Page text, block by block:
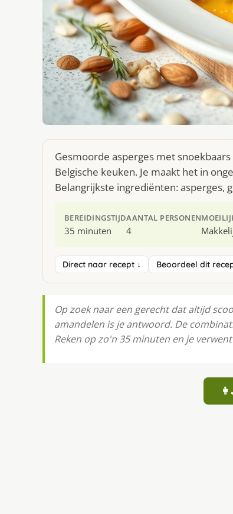
Gesmoorde asperges met
Belgische keuken. Je maakt het in
Belangrijkste ingrediënten: asperges,
BEREIDINGSTIJD
35 minuten
AANTAL PERSONEN
4
Direct naar recept ↓ Beoordeel dit
Op zoek naar een gerecht dat altijd
amandelen is je antwoord. De
Reken op zo'n 35 minuten en je